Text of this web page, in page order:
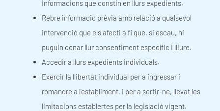
informacions que constin en llurs expedients.
Rebre informació prèvia amb relació a qualsevol
intervenció que els afecti a fi que, si escau, hi
puguin donar llur consentiment específic i lliure.
Accedir a llurs expedients individuals.
Exercir la llibertat individual per a ingressar i
romandre a l’establiment, i per a sortir-ne, llevat les
limitacions establertes per la legislació vigent.